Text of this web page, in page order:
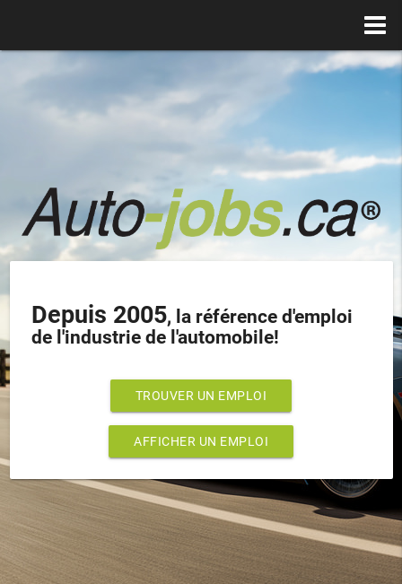
Depuis 2005, la référence d'emploi
de l'industrie de l'automobile!
TROUVER UN EMPLOI
AFFICHER UN EMPLOI